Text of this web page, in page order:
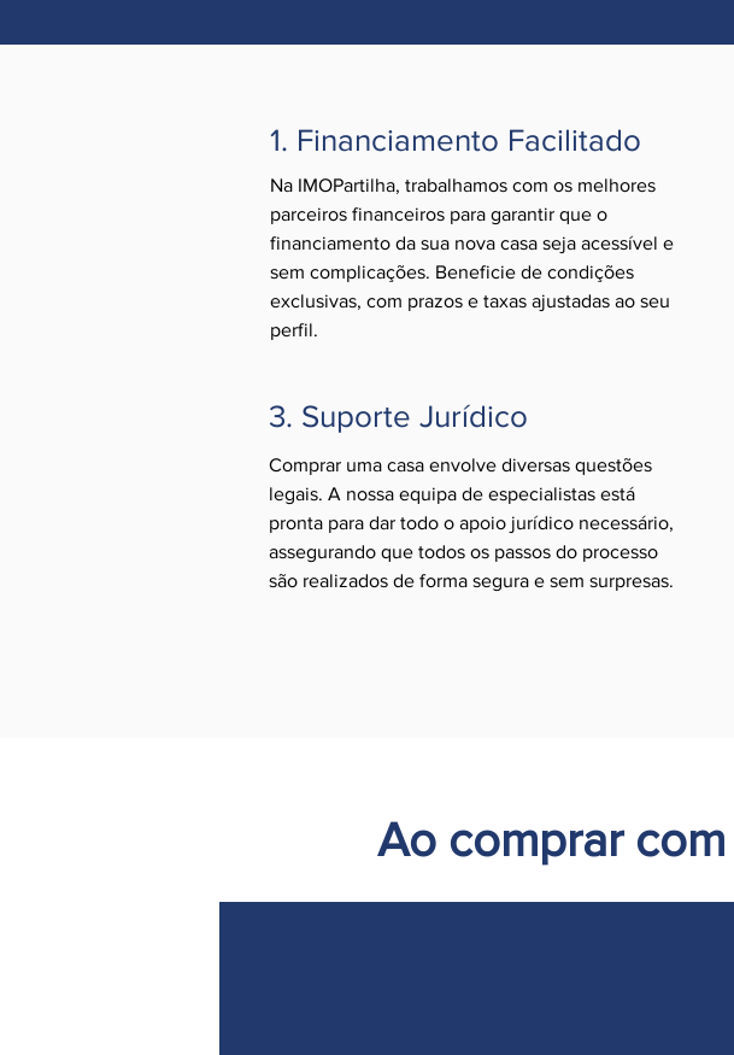
1. Financiamento Facilitado
Na IMOPartilha, trabalhamos com os melhores
parceiros financeiros para garantir que o
financiamento da sua nova casa seja acessível e
sem complicações. Beneficie de condições
exclusivas, com prazos e taxas ajustadas ao seu
perfil.
3. Suporte Jurídico
Comprar uma casa envolve diversas questões
legais. A nossa equipa de especialistas está
pronta para dar todo o apoio jurídico necessário,
assegurando que todos os passos do processo
são realizados de forma segura e sem surpresas.
Ao comprar